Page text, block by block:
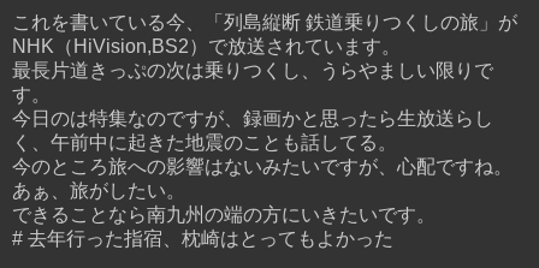
これを書いている今、「 列島縦断 鉄道乗りつくしの旅 」が
NHK（HiVision,BS2）で放送されています。
最長片道きっぷの次は乗りつくし、うらやましい限りで
す。
今日のは特集なのですが、録画かと思ったら生放送らし
く、午前中に起きた地震のことも話してる。
今のところ旅への影響はないみたいですが、心配ですね。
あぁ、旅がしたい。
できることなら南九州の端の方にいきたいです。
# 去年行った指宿、枕崎はとってもよかった